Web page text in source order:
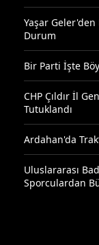
Yaşar
Durum
Bir Parti İşte
CHP Çıldır İl
Tutuklandı
Ardahan'da
Uluslararası
Sporculardan